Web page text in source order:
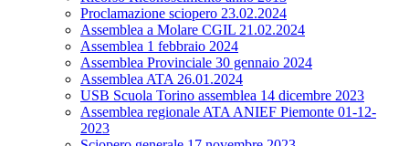
Proclamazione sciopero 23.02.2024
Assemblea a Molare CGIL 21.02.2024
Assemblea 1 febbraio 2024
Assemblea Provinciale 30 gennaio 2024
Assemblea ATA 26.01.2024
USB Scuola Torino assemblea 14 dicembre 2023
Assemblea regionale ATA ANIEF Piemonte 01-12-
2023